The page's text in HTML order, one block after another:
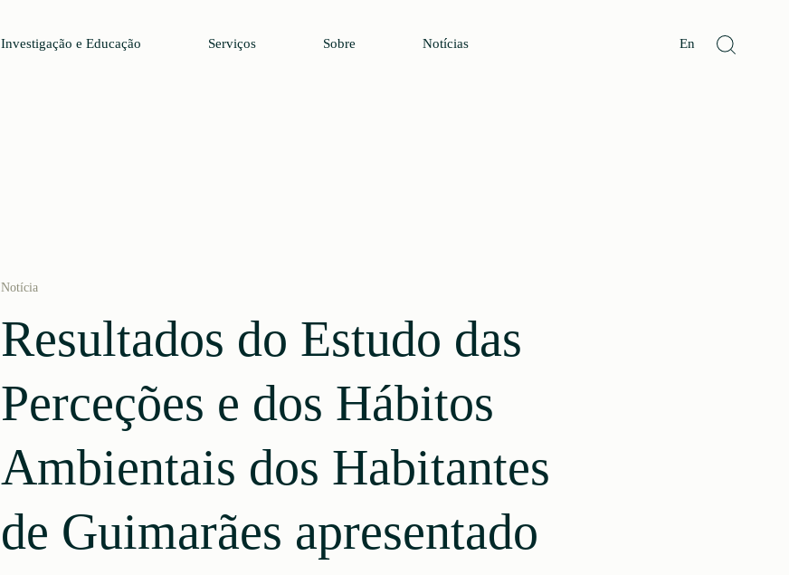
Investigação e Educação Serviços Sobre Notícias En
Notícia
Resultados do Estudo das
Perceções e dos Hábitos
Ambientais dos Habitantes
de Guimarães apresentado